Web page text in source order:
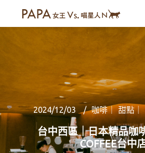
2024/12/03 咖啡｜ 甜點｜
台中西區｜日本精品咖
COFFEE台中